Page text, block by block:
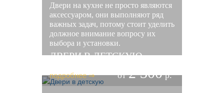
Двери на кухне не просто являются
аксессуаром, они выполняют ряд
важных задач, потому стоит уделить
должное внимание вопросу их
выбора и установки.
ДВЕРИ В ДЕТСКУЮ
подробнее ⇒ от2 300р.